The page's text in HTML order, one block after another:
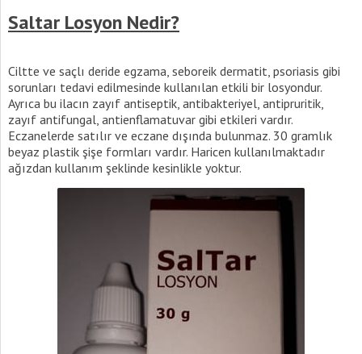
Saltar Losyon Nedir?
Ciltte ve saçlı deride egzama, seboreik dermatit, psoriasis gibi
sorunları tedavi edilmesinde kullanılan etkili bir losyondur.
Ayrıca bu ilacın zayıf antiseptik, antibakteriyel, antipruritik,
zayıf antifungal, antienflamatuvar gibi etkileri vardır.
Eczanelerde satılır ve eczane dışında bulunmaz. 30 gramlık
beyaz plastik şişe formları vardır. Haricen kullanılmaktadır
ağızdan kullanım şeklinde kesinlikle yoktur.